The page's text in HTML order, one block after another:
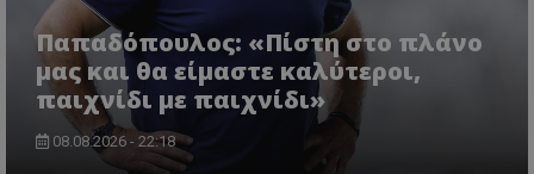
Παπαδόπουλος: «Πίστη στο πλάνο
μας και θα είμαστε καλύτεροι,
παιχνίδι με παιχνίδι»
08.08.2026 - 22:18